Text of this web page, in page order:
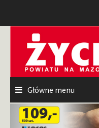
Główne menu